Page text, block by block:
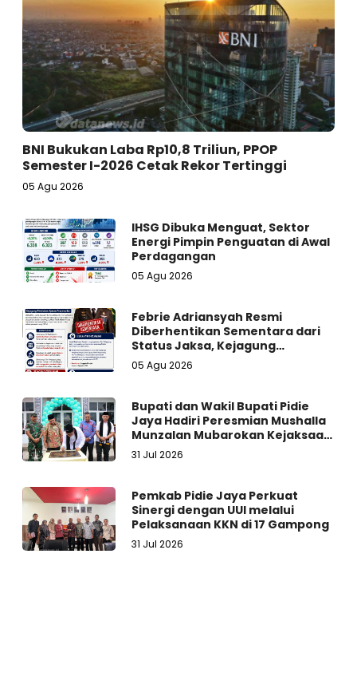
BNI Bukukan Laba Rp10,8 Triliun, PPOP
Semester I-2026 Cetak Rekor Tertinggi
05 Agu 2026
IHSG Dibuka Menguat, Sektor
Energi Pimpin Penguatan di Awal
Perdagangan
05 Agu 2026
Febrie Adriansyah Resmi
Diberhentikan Sementara dari
Status Jaksa, Kejagung
Persilakan Ajukan Praperadilan
05 Agu 2026
Bupati dan Wakil Bupati Pidie
Jaya Hadiri Peresmian Mushalla
Munzalan Mubarokan Kejaksaan
Negeri Pidie Jaya
31 Jul 2026
Pemkab Pidie Jaya Perkuat
Sinergi dengan UUI melalui
Pelaksanaan KKN di 17 Gampong
31 Jul 2026